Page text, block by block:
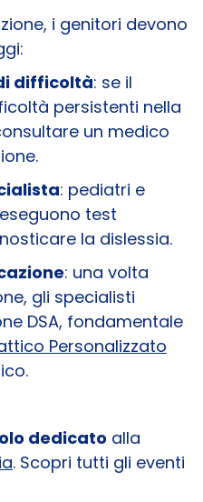
i genitori devono
difficoltà: se il
persistenti nella
un medico
: pediatri e
test
la dislessia.
: una volta
gli specialisti
DSA, fondamentale
Personalizzato
dedicato alla
. Scopri tutti gli eventi